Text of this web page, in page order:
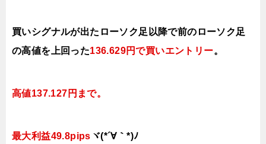
買いシグナルが出たローソク足以降で前のローソク足
の高値を上回った136.629円で買いエントリー。
高値137.127円まで。
最大利益49.8pips ヾ(*´∀｀*)ﾉ